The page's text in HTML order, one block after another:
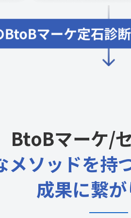
BtoBマーケ/
メソッドを持
成果に繋